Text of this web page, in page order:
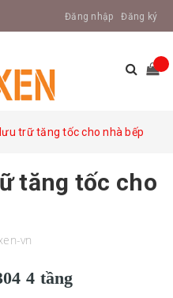
Đăng nhập Đăng ký
trữ tăng tốc cho nhà bếp
tăng tốc cho
vn
4 tầng